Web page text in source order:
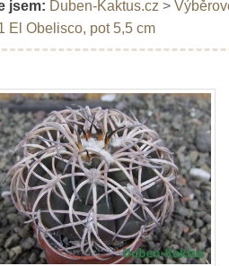
jsem: Duben-Kaktus.cz >
El Obelisco, pot 5,5 cm